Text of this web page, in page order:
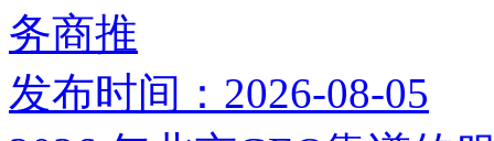
发布时间：2026-08-05